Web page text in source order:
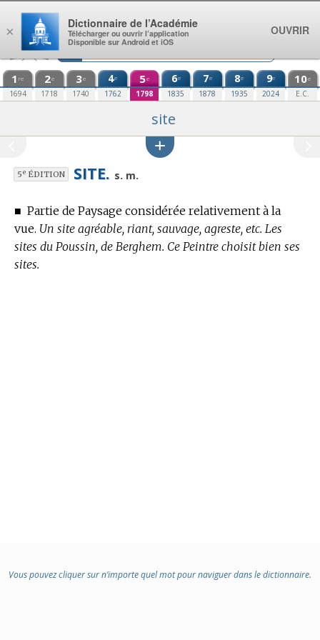
Aller au contenu
1 re
1694
2e
1718
3e
1740
4e
1762
5e
1798
6e
1835
7e
1878
8e
1935
9e
2024
10e
E.C.
site
5eÉDITION SITE. s. m.
■ Partie de Paysage considérée relativement à la
vue. Un site agréable, riant, sauvage, agreste, etc. Les
sites du Poussin, de Berghem. Ce Peintre choisit bien ses
sites.
Vous pouvez cliquer sur n’importe quel mot pour naviguer dans le dictionnaire.
×
Dictionnaire de l’Académie
Télécharger ou ouvrir l’application
Disponible sur Android et iOS
OUVRIR